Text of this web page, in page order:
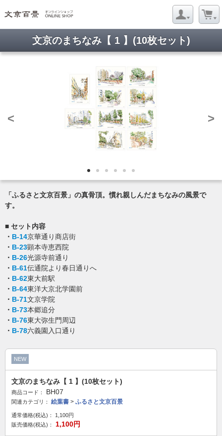
文京のまちなみ【 1 】(10枚セット)
< >
「ふるさと文京百景」の真骨頂。慣れ親しんだまちなみの風景で
す。
■ セット内容
・ B-14京華通り商店街
・ B-23顕本寺恵西院
・ B-26光源寺前通り
・ B-61伝通院より春日通りへ
・ B-62東大前駅
・ B-64東洋大京北学園前
・ B-71文京学院
・ B-73本郷追分
・ B-76東大弥生門周辺
・ B-78六義園入口通り
NEW
文京のまちなみ【 1 】(10枚セット)
商品コード： BH07
関連カテゴリ： 絵葉書 > ふるさと文京百景
通常価格(税込)： 1,100円
販売価格(税込)：
1,100円